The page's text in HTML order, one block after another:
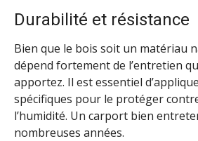
Durabilité et résistance
Bien que le bois soit un matériau
dépend fortement de l’entretien
apportez. Il est essentiel
spécifiques pour le protéger
l’humidité. Un carport bien
nombreuses années.